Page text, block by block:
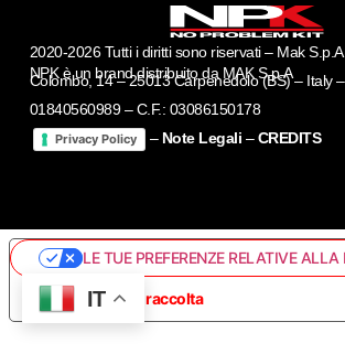
NPK è un brand distribuito da MAK S.p.A
2020-2026 Tutti i diritti sono riservati – Mak
Colombo, 14 – 25013 Carpenedolo (BS) – Italy –
01840560989 – C.F.: 03086150178
Privacy Policy – Note Legali –CREDITS
IT
Informativa sulla raccolta
LE TUE PREFERENZE RELATIVE ALLA